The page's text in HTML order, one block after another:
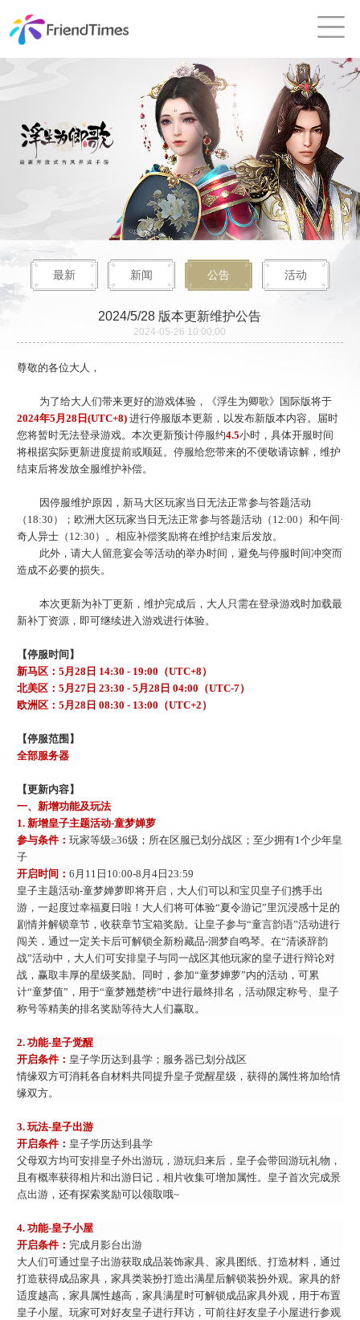
最新 新闻 公告 活动
2024/5/28 版本更新维护公告
2024-05-26 10:00:00
尊敬的各位大人，
为了给大人们带来更好的游戏体验，《浮生为卿歌》国际版将于
2024年5月 28 日 (UTC+8) 进行停服版本更新，以发布新版本内容。届时
您将暂时无法登录游戏。本次更新预计停服约4.5小时，具体开服时间
将根据实际更新进度提前或顺延。 停服给您带来的不便敬请谅解， 维护
结束后将发放全服维护补偿。
因停服维护原因，新马大区玩家当日无法正常参与答题活动
（ 18:30）；欧洲大区玩家当日无法正常参与答题活动（12:00）和午间·
奇人异士（12:30）。相应补偿奖励将在维护结束后发放。
此外，请大人留意宴会等活动的举办时间，避免与停服时间冲突而
造成不必要的损失。
本次更新为补丁更新，维护完成后，大人只需在登录游戏时加载最
新补丁资源，即可继续进入游戏进行体验。
【停服时间】
新马区： 5月 28 日 14:30 - 19:00（UTC+8）
北美区： 5月 27日 23:30 - 5月 28日 04:00（UTC-7）
欧洲区： 5月 28 日 08:30 - 13:00（UTC+2 ）
【停服范围】
全部服务器
【更新内容】
一、 新增功能及玩法
1. 新增皇子主题活动-童梦婵萝
参与条件： 玩家等级≥36级；所在区服已划分战区；至少拥有1个少年皇
子
开启时间： 6月11日10:00-8月4日23:59
皇子主题活动-童梦婵萝即将开启，大人们可以和宝贝皇子们携手出
游，一起度过幸福夏日啦！大人们将可体验“夏令游记”里沉浸感十足的
剧情并解锁章节，收获章节宝箱奖励。让皇子参与“童言韵语”活动进行
闯关，通过一定关卡后可解锁全新粉藏品-洄梦自鸣琴。在“清谈辞韵
战”活动中，大人们可安排皇子与同一战区其他玩家的皇子进行辩论对
战，赢取丰厚的星级奖励。同时，参加“童梦婵萝”内的活动，可累
计“童梦值”，用于“童梦翘楚榜”中进行最终排名，活动限定称号、皇子
称号等精美的排名奖励等待大人们赢取。
2. 功能-皇子觉醒
开启条件： 皇子学历达到县学；服务器已划分战区
情缘双方可消耗各自材料共同提升皇子觉醒星级，获得的属性将加给情
缘双方。
3. 玩法-皇子出游
开启条件： 皇子学历达到县学
父母双方均可安排皇子外出游玩，游玩归来后，皇子会带回游玩礼物，
且有概率获得相片和出游日记，相片收集可增加属性。皇子首次完成景
点出游，还有探索奖励可以领取哦~
4. 功能-皇子小屋
开启条件： 完成月影台出游
大人们可通过皇子出游获取成品装饰家具、家具图纸、打造材料，通过
打造获得成品家具，家具类装扮打造出满星后解锁装扮外观。家具的舒
适度越高，家具属性越高，家具满星时可解锁成品家具外观，用于布置
皇子小屋。玩家可对好友皇子进行拜访，可前往好友皇子小屋进行参观